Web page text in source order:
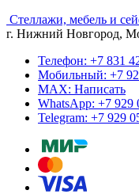
Стеллажи, мебель и
г. Нижний Новгород,
Телефон: +7 831
Мобильный: +7
MAX: Написать
WhatsApp: +7 929
Telegram: +7 929